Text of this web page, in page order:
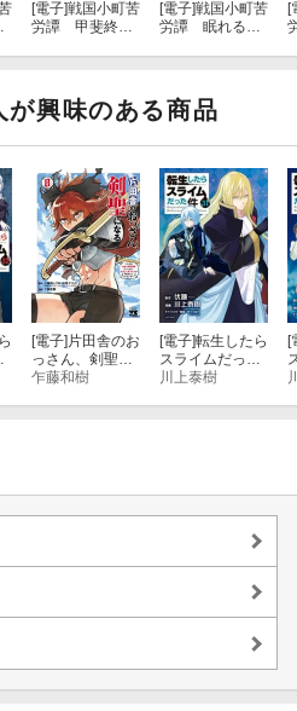
[電子]戦国小町苦
労譚 甲斐終
[電子]戦国小町苦
労譚 眠れる獅
[
が興味のある商品
[電子] 片田舎のお
っさん、剣聖に
なる〜ただの田
乍藤和樹
[電子]転生したら
スライムだった
件（３１）
川上泰樹
[